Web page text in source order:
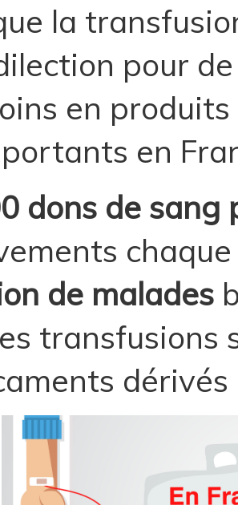
la
pour
en
en
dons de sang
de malades
transfusions
dérivés